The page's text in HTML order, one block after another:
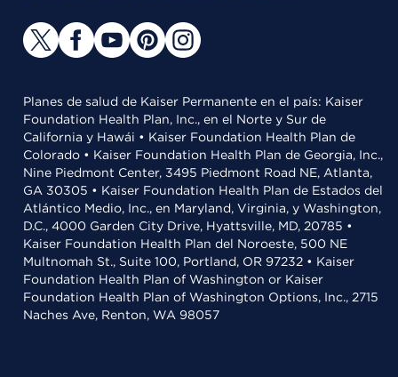
Planes de salud de Kaiser Permanente en el país: Kaiser
Foundation Health Plan, Inc., en el Norte y Sur de
California y Hawái • Kaiser Foundation Health Plan de
Colorado • Kaiser Foundation Health Plan de Georgia, Inc.,
Nine Piedmont Center, 3495 Piedmont Road NE, Atlanta,
GA 30305 • Kaiser Foundation Health Plan de Estados del
Atlántico Medio, Inc., en Maryland, Virginia, y Washington,
D.C., 4000 Garden City Drive, Hyattsville, MD, 20785 •
Kaiser Foundation Health Plan del Noroeste, 500 NE
Multnomah St., Suite 100, Portland, OR 97232 • Kaiser
Foundation Health Plan of Washington or Kaiser
Foundation Health Plan of Washington Options, Inc., 2715
Naches Ave, Renton, WA 98057